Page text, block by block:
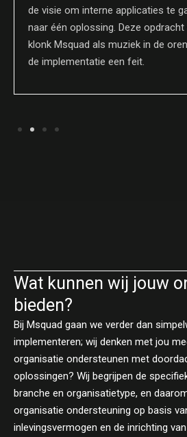
de visie om interne applicaties te
naar één oplossing. Deze opdracht
klonk Msquad als muziek in de
de implementatie een feit.
Wat kunnen wij jouw
bieden?
Bij Msquad gaan we verder dan
implementeren; wij denken met jou
organisatie ondersteunen met
oplossingen? Wij begrijpen de
branche en organisatietype, en
organisatie ondersteuning op basis
inlevingsvermogen en de inrichting